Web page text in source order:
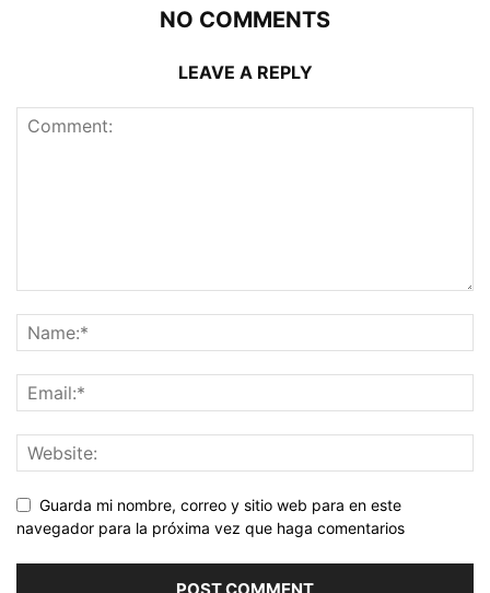
NO COMMENTS
LEAVE A REPLY
Guarda mi nombre, correo y sitio web para en este
navegador para la próxima vez que haga comentarios